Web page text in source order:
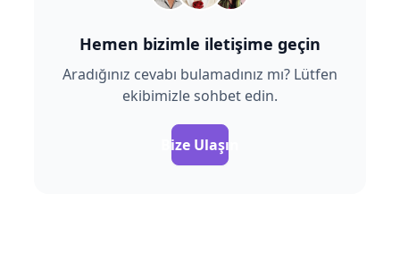
Hemen bizimle iletişime geçin
Aradığınız cevabı bulamadınız mı? Lütfen
ekibimizle sohbet edin.
Bize Ulaşın